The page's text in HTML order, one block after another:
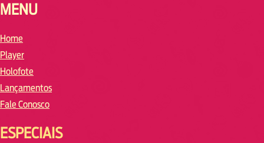
MENU
Home
Player
Holofote
Lançamentos
Fale Conosco
ESPECIAIS